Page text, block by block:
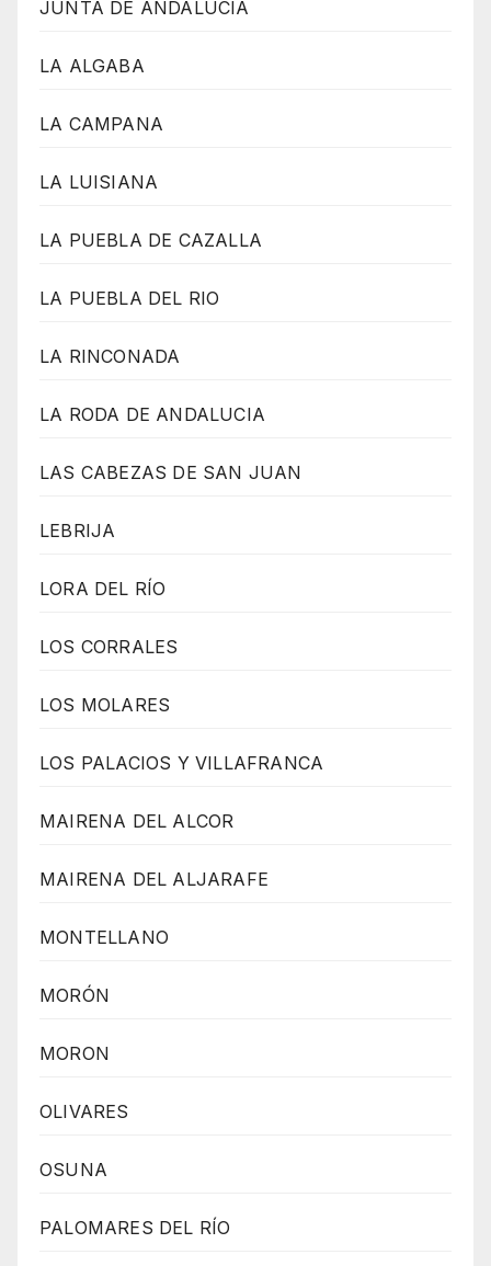
JUNTA DE ANDALUCIA
LA ALGABA
LA CAMPANA
LA LUISIANA
LA PUEBLA DE CAZALLA
LA PUEBLA DEL RIO
LA RINCONADA
LA RODA DE ANDALUCIA
LAS CABEZAS DE SAN JUAN
LEBRIJA
LORA DEL RÍO
LOS CORRALES
LOS MOLARES
LOS PALACIOS Y VILLAFRANCA
MAIRENA DEL ALCOR
MAIRENA DEL ALJARAFE
MONTELLANO
MORÓN
MORON
OLIVARES
OSUNA
PALOMARES DEL RÍO